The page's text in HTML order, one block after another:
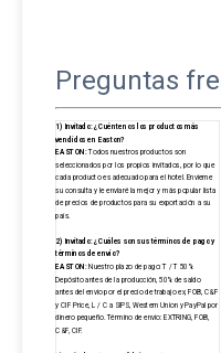
Preguntas
1) Invitado: ¿Cuéntenos los productos más
vendidos en Easton?
EASTON:Todos nuestros productos son
seleccionados por los propios invitados, por lo que
cada producto es adecuado para el hotel. Envíeme
su consulta y le enviaré la mejor y más popular lista
de precios de productos para su exportación a su
país.
2) Invitado: ¿Cuáles son sus términos de pago y
términos de envío?
EASTON:Nuestro plazo de pago: T / T 50%
Depósito antes de la producción, 50% de saldo
antes del envío por el precio de trabajo ex, FOB, C&F
y CIF Price, L / C a SIPS, Western Union y PayPal por
dinero pequeño. Término de envío: EXTRING, FOB,
C&F, CIF.